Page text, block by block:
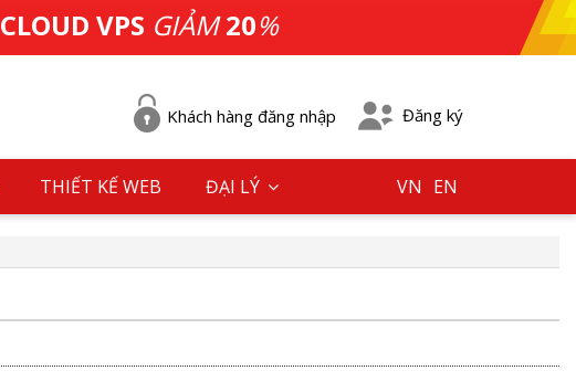
CLOUD VPS GIẢM20%
Đăng ký
Khách hàng đăng nhập
THIẾT KẾ WEB ĐẠI LÝ VN EN